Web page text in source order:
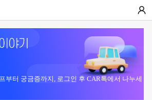
부터 궁금증까지, 로그인 후 CAR톡에서 나누세